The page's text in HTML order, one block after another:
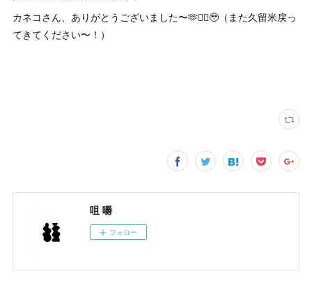
カネコさん、ありがとうございました〜🫶❤️‍🔥🥹（また久留米戻っ
てきてください〜！）
咀 嚼
フォロー